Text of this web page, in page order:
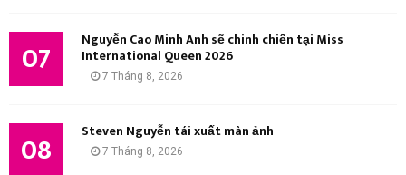
07 Nguyễn Cao Minh Anh sẽ chinh chiến tại Miss
International Queen 2026
7 Tháng 8, 2026
08 Steven Nguyễn tái xuất màn ảnh
7 Tháng 8, 2026